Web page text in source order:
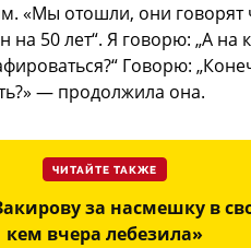
«Мы отошли, они говорят
50 лет“. Я говорю: „А на
Говорю:
— продолжила она.
ЧИТАЙТЕ ТАКЖЕ
за насмешку в
кем вчера лебезила»